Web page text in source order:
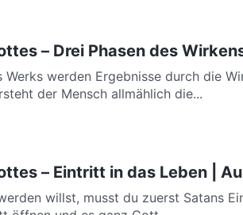
– Drei Phasen des
Werks werden Ergebnisse durch die
der Mensch allmählich die...
– Eintritt in das Leben |
willst, musst du zuerst Satans